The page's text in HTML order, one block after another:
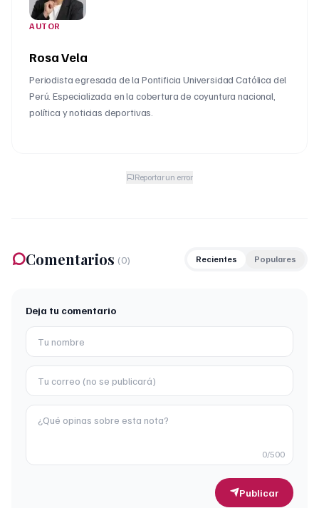
AUTOR
Rosa Vela
Periodista egresada de la Pontificia Universidad Católica del
Perú. Especializada en la cobertura de coyuntura nacional,
política y noticias deportivas.
Reportar un error
Comentarios (0) Recientes Populares
Deja tu comentario
0/500
Publicar